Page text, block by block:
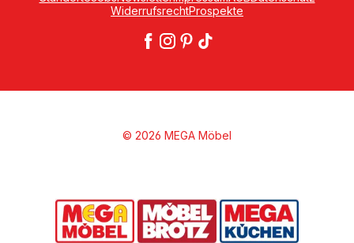
WiderrufsrechtProspekte
© 2026 MEGA Möbel